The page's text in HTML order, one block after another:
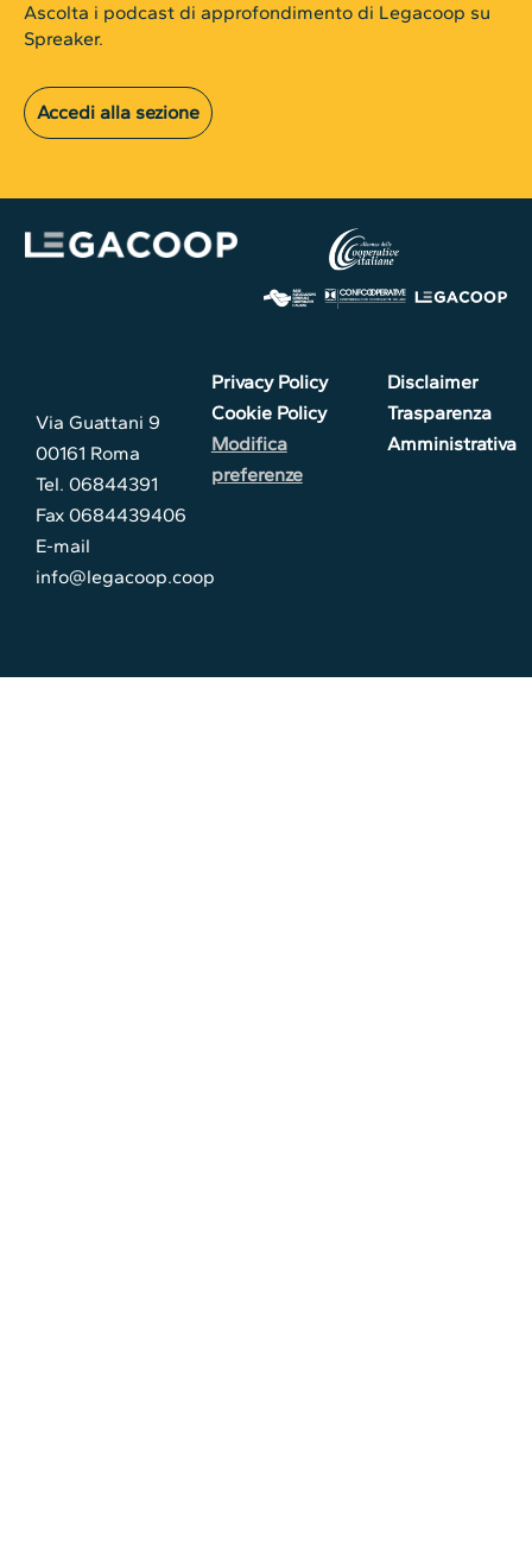
Ascolta i podcast di approfondimento di Legacoop su
Spreaker.
Accedi alla sezione
Via Guattani 9
00161 Roma
Tel. 06844391
Fax 0684439406
E-mail
info@legacoop.coop
Privacy Policy
Cookie Policy
Modifica
preferenze
Disclaimer
Trasparenza
Amministrativa